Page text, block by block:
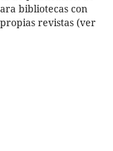
bibliotecas con
revistas (ver